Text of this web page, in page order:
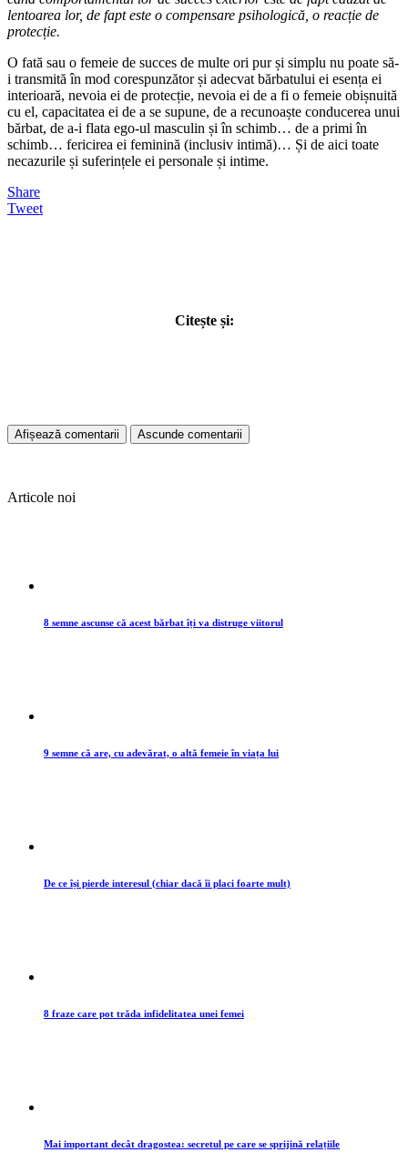
lentoarea lor, de fapt este o compensare psihologică, o reacție de
protecție.
O fată sau o femeie de succes de multe ori pur și simplu nu poate să-
i transmită în mod corespunzător și adecvat bărbatului ei esența ei
interioară, nevoia ei de protecție, nevoia ei de a fi o femeie obișnuită
cu el, capacitatea ei de a se supune, de a recunoaște conducerea unui
bărbat, de a-i flata ego-ul masculin și în schimb… de a primi în
schimb… fericirea ei feminină (inclusiv intimă)… Și de aici toate
necazurile și suferințele ei personale și intime.
Share
Tweet
Citește și:
Afișează comentarii Ascunde comentarii
Articole noi
8 semne ascunse că acest bărbat îți va distruge viitorul
9 semne că are, cu adevărat, o altă femeie în viața lui
De ce își pierde interesul (chiar dacă îi placi foarte mult)
8 fraze care pot trăda infidelitatea unei femei
Mai important decât dragostea: secretul pe care se sprijină relațiile